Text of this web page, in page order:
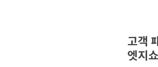
고객
엣지